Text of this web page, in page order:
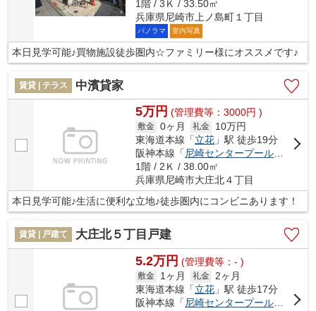
1階 / 3Ｋ / 33.50㎡
兵庫県尼崎市上ノ島町１丁目
パノラマ 室内写真
本日見学可能♪買物施設徒歩圏内☆ファミリー様にオススメです♪
賃貸 | テラス 中濱貸家
5万円 (管理費等：3000円 )
敷金 0ヶ月 礼金
10万円
東海道本線「立花 」駅 徒歩19分
阪神本線「尼崎センタープール前
」駅
1階 / 2Ｋ / 38.00㎡
兵庫県尼崎市大庄北４丁目
本日見学可能♪生活に便利な立地♪徒歩圏内にコンビニあります！
賃貸 | 戸建て 大庄北５丁目戸建
5.2万円 (管理費等：- )
敷金 1ヶ月 礼金 2ヶ月
東海道本線「立花 」駅 徒歩17分
阪神本線「尼崎センタープール前
」駅